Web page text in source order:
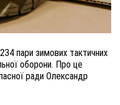
пари зимових тактичних
оборони. Про це
ради Олександр